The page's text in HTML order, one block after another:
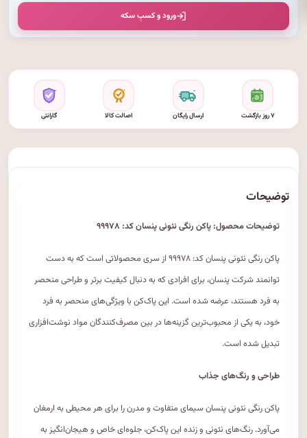
ورود و کسبِ سکه
۷ روز بازگشت ارسال رایگان اصالت کالا گارانتی
توضیحات
توضیحات محصول: پاکن رنگی نئونی پنسان کد: ۹۹۹۷۸
پاکن رنگی نئونی پنسان کد: ۹۹۹۷۸ از سری محصولاتی است که به دست
توانمند شرکت پنسان، برای افرادی که به دنبال کیفیت برتر و طراحی منحصر
به فرد هستند، عرضه شده است. این پاک‌کن با ویژگی‌های منحصر به فرد
خود، به یکی از محبوب‌ترین گزینه‌ها در بین مصرف‌کنندگان مواد نوشت‌افزاری
تبدیل شده است.
طراحی و رنگ‌های جذاب
پاکن رنگی نئونی پنسان سیمای متفاوت و مدرن را برای هر محیطی به ارمغان
می‌آورد. رنگ‌های نئونی و زنده این پاک‌کن، جلوه‌ای خاص و هیجان‌انگیز به